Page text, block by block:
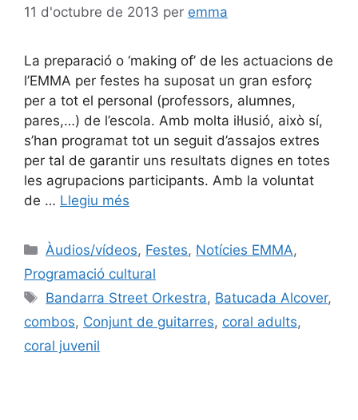
11 d'octubre de 2013 per emma
La preparació o ‘making of’ de les actuacions de
l’EMMA per festes ha suposat un gran esforç
per a tot el personal (professors, alumnes,
pares,…) de l’escola. Amb molta il·lusió, això sí,
s’han programat tot un seguit d’assajos extres
per tal de garantir uns resultats dignes en totes
les agrupacions participants. Amb la voluntat
de … Llegiu més
Àudios/vídeos, Festes, Notícies EMMA,
Programació cultural
Bandarra Street Orkestra, Batucada Alcover,
combos, Conjunt de guitarres, coral adults,
coral juvenil